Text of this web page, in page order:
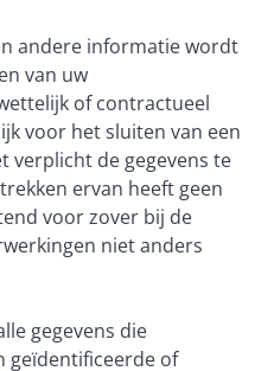
andere informatie wordt
van uw
of contractueel
voor het sluiten van een
verplicht de gegevens te
ervan heeft geen
voor zover bij de
niet anders
gegevens die
geïdentificeerde of